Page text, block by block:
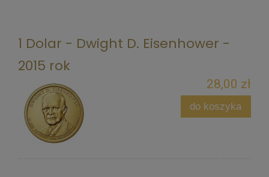
1 Dolar - Dwight D. Eisenhower -
2015 rok
28,00 zł
do koszyka